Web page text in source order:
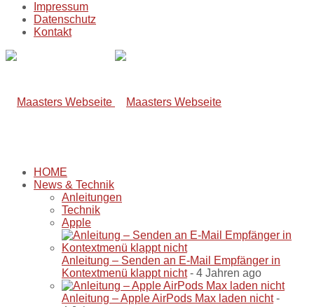
Impressum
Datenschutz
Kontakt
HOME
News & Technik
Anleitungen
Technik
Apple
Anleitung – Senden an E-Mail Empfänger in
Kontextmenü klappt nicht- 4 Jahren ago
Anleitung – Apple AirPods Max laden nicht-